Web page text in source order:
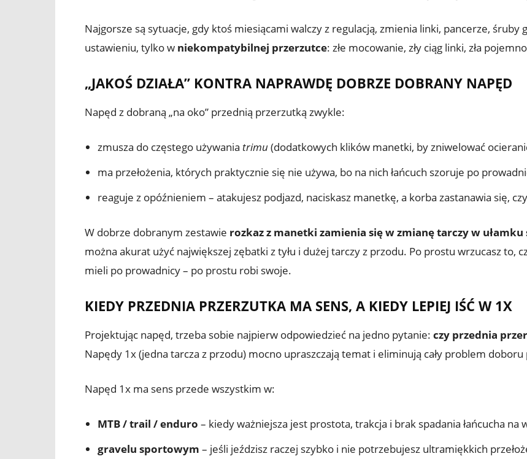
Najgorsze są sytuacje, gdy ktoś miesiącami walczy z regulacją, zmienia linki, pancerze,
ustawieniu, tylko w niekompatybilnej przerzutce: złe mocowanie, zły ciąg linki, zła
„JAKOŚ DZIAŁA” KONTRA NAPRAWDĘ DOBRZE DOBRANY NAPĘD
Napęd z dobraną „na oko” przednią przerzutką zwykle:
zmusza do częstego używania trimu(dodatkowych klików manetki, by zniwelować
ma przełożenia, których praktycznie się nie używa, bo na nich łańcuch szoruje po
reaguje z opóźnieniem – atakujesz podjazd, naciskasz manetkę, a korba zastanawia się,
W dobrze dobranym zestawie rozkaz z manetki zamienia się w zmianę tarczy w
można akurat użyć największej zębatki z tyłu i dużej tarczy z przodu. Po prostu wrzucasz to,
mieli po prowadnicy – po prostu robi swoje.
KIEDY PRZEDNIA PRZERZUTKA MA SENS, A KIEDY LEPIEJ IŚĆ W 1X
Projektując napęd, trzeba sobie najpierw odpowiedzieć na jedno pytanie: czy przednia
Napędy 1x (jedna tarcza z przodu) mocno upraszczają temat i eliminują cały problem
Napęd 1x ma sens przede wszystkim w:
MTB / trail / enduro – kiedy ważniejsza jest prostota, trakcja i brak spadania łańcucha na
gravelu sportowym – jeśli jeździsz raczej szybko i nie potrzebujesz ultramiękkich